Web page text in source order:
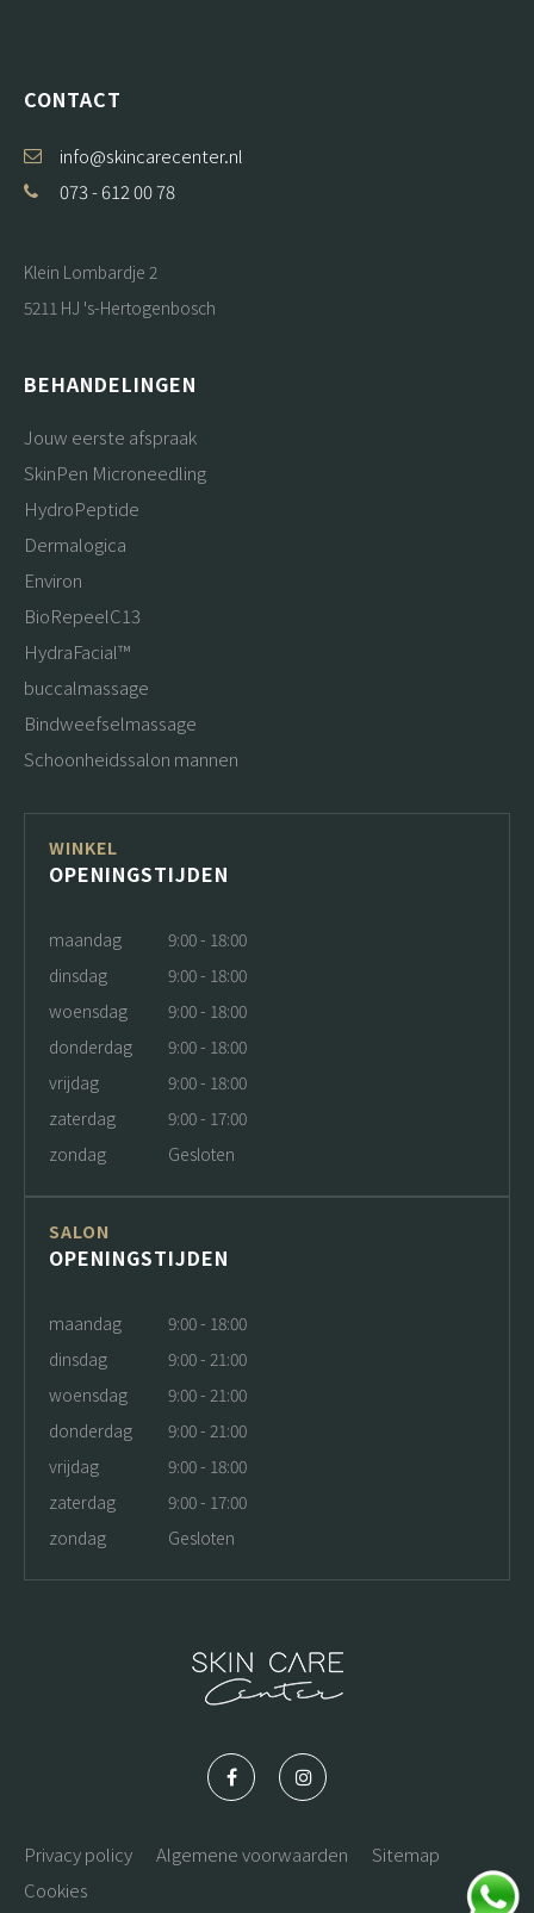
CONTACT
info@skincarecenter.nl
073 - 612 00 78
Klein Lombardje 2
5211 HJ 's-Hertogenbosch
BEHANDELINGEN
Jouw eerste afspraak
SkinPen Microneedling
HydroPeptide
Dermalogica
Environ
BioRepeelC13
HydraFacial™
buccalmassage
Bindweefselmassage
Schoonheidssalon mannen
WINKEL
OPENINGSTIJDEN
maandag
9:00 - 18:00
dinsdag
9:00 - 18:00
woensdag
9:00 - 18:00
donderdag
9:00 - 18:00
vrijdag
9:00 - 18:00
zaterdag
9:00 - 17:00
zondag
Gesloten
SALON
OPENINGSTIJDEN
maandag
9:00 - 18:00
dinsdag
9:00 - 21:00
woensdag
9:00 - 21:00
donderdag
9:00 - 21:00
vrijdag
9:00 - 18:00
zaterdag
9:00 - 17:00
zondag
Gesloten
Privacy policy Algemene voorwaarden
Sitemap
Cookies